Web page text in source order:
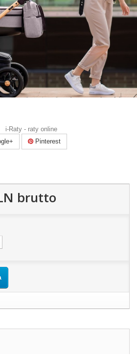
Pinterest
brutto